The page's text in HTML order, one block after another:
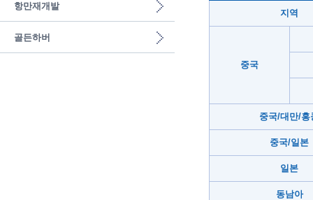
항만재개발
골든하버
지역
중국
중국/대만/홍
중국/일본
일본
동남아